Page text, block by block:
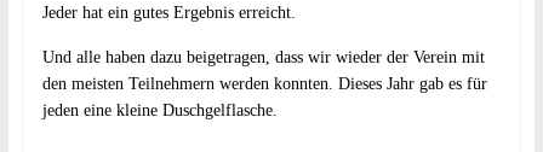
Jeder hat ein gutes Ergebnis erreicht.
Und alle haben dazu beigetragen, dass wir wieder der Verein mit
den meisten Teilnehmern werden konnten. Dieses Jahr gab es für
jeden eine kleine Duschgelflasche.